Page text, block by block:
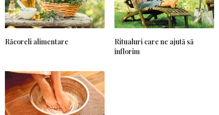
Răcoreli alimentare
Ritualuri care ne ajută să
înflorim